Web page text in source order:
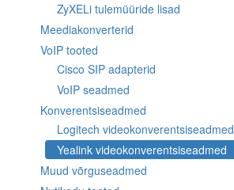
ZyXELi tulemüüride lisad
Meediakonverterid
VoIP tooted
Cisco SIP adapterid
VoIP seadmed
Konverentsiseadmed
Logitech videokonverentsiseadmed
Yealink videokonverentsiseadmed
Muud võrguseadmed